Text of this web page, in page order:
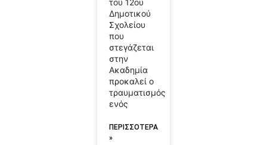
του 12ου
Δημοτικού
Σχολείου
που
στεγάζεται
στην
Ακαδημία
προκαλεί ο
τραυματισμός
ενός
ΠΕΡΙΣΣΟΤΕΡΑ
»